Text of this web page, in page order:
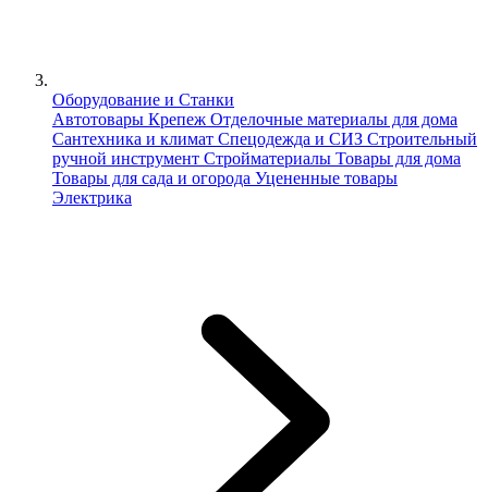
Оборудование и Станки
Автотовары Крепеж Отделочные материалы для дома
Сантехника и климат Спецодежда и СИЗ Строительный
ручной инструмент Стройматериалы Товары для дома
Товары для сада и огорода Уцененные товары
Электрика